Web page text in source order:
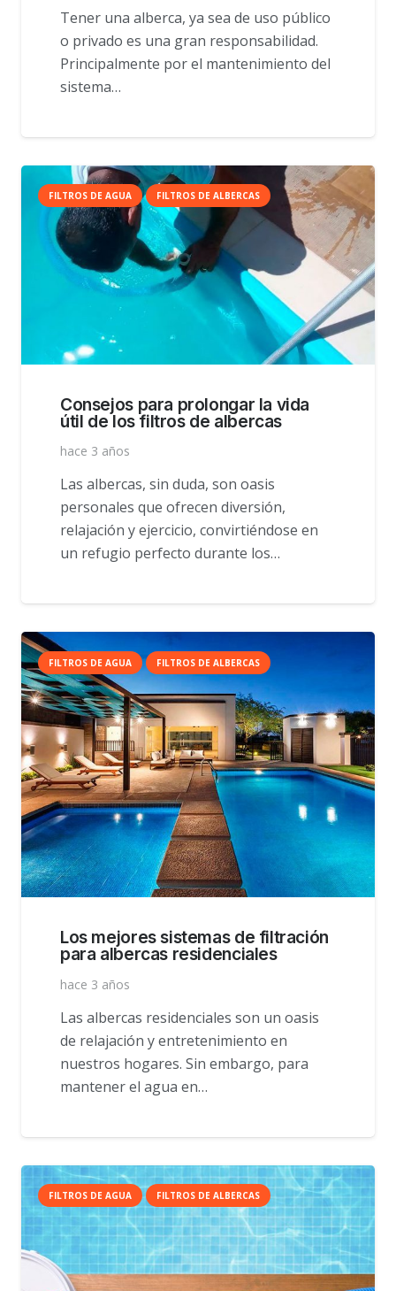
Tener una alberca, ya sea de uso público
o privado es una gran responsabilidad.
Principalmente por el mantenimiento del
sistema…
FILTROS DE AGUA FILTROS DE ALBERCAS
Consejos para prolongar la vida
útil de los filtros de albercas
hace 3 años
Las albercas, sin duda, son oasis
personales que ofrecen diversión,
relajación y ejercicio, convirtiéndose en
un refugio perfecto durante los…
FILTROS DE AGUA FILTROS DE ALBERCAS
Los mejores sistemas de filtración
para albercas residenciales
hace 3 años
Las albercas residenciales son un oasis
de relajación y entretenimiento en
nuestros hogares. Sin embargo, para
mantener el agua en…
FILTROS DE AGUA FILTROS DE ALBERCAS